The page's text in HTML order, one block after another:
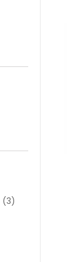
(3)